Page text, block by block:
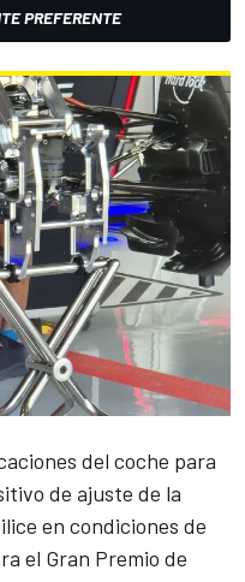
PREFERENTE
del coche para
de ajuste de la
en condiciones de
el Gran Premio de